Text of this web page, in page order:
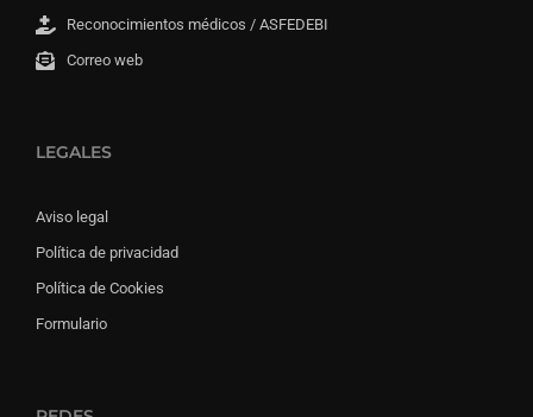
Reconocimientos médicos / ASFEDEBI
Correo web
LEGALES
Aviso legal
Política de privacidad
Política de Cookies
Formulario